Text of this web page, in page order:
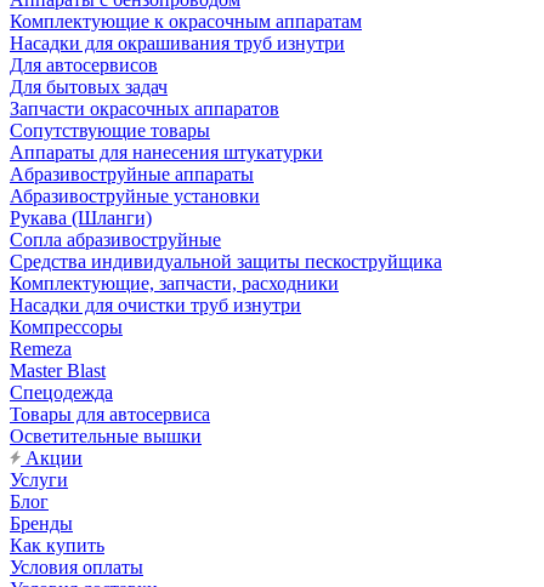
Комплектующие к окрасочным аппаратам
Насадки для окрашивания труб изнутри
Для автосервисов
Для бытовых задач
Запчасти окрасочных аппаратов
Сопутствующие товары
Аппараты для нанесения штукатурки
Aбразивоструйные аппараты
Абразивоструйные установки
Рукава (Шланги)
Сопла абразивоструйные
Средства индивидуальной защиты пескоструйщика
Комплектующие, запчасти, расходники
Насадки для очистки труб изнутри
Компрессоры
Remeza
Master Blast
Спецодежда
Товары для автосервиса
Осветительные вышки
Акции
Услуги
Блог
Бренды
Как купить
Условия оплаты